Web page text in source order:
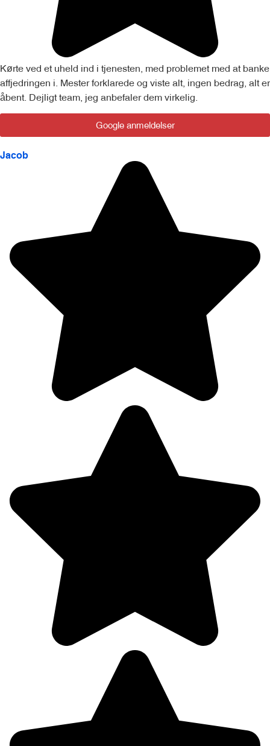
Kørte ved et uheld ind i tjenesten, med problemet med at banke
affjedringen i. Mester forklarede og viste alt, ingen bedrag, alt er
åbent. Dejligt team, jeg anbefaler dem virkelig.
Google anmeldelser
Jacob